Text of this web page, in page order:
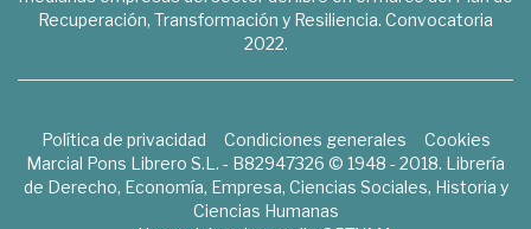
Recuperación, Transformación y Resiliencia. Convocatoria
2022.
Política de privacidad Condiciones generales
Cookies
Marcial Pons Librero S.L. - B82947326 © 1948 - 2018. Librería
de Derecho, Economía, Empresa, Ciencias Sociales, Historia y
Ciencias Humanas